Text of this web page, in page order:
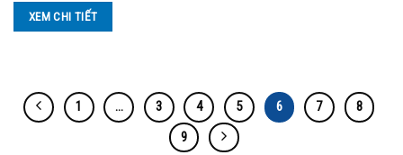
XEM CHI TIẾT
1 … 3 4 5 6 7
8
9